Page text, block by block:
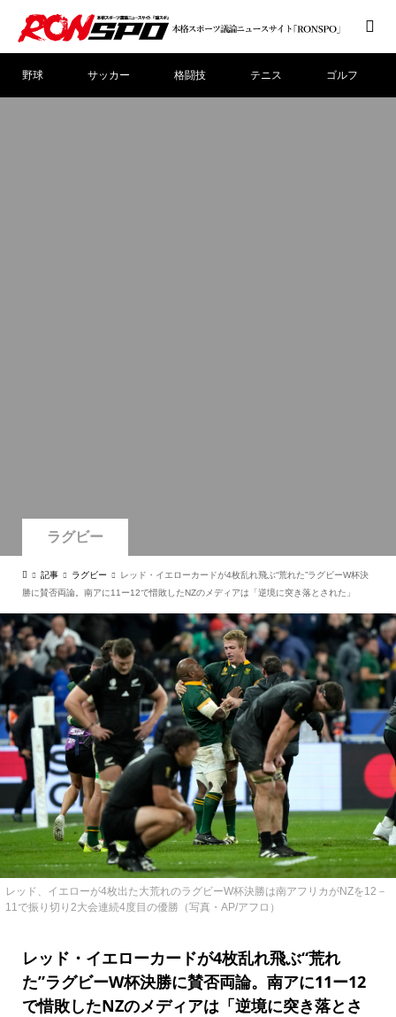
野球 サッカー 格闘技 テニス ゴルフ
ラグビー
記事 ラグビー
レッド・イエローカードが4枚乱れ飛ぶ“荒れた”ラグビーW杯決
勝に賛否両論。南アに11ー12で惜敗したNZのメディアは「逆境に突き落とされた」
レッド、イエローが4枚出た大荒れのラグビーW杯決勝は南アフリカがNZを12－
11で振り切り2大会連続4度目の優勝（写真・AP/アフロ）
レッド・イエローカードが4枚乱れ飛ぶ“荒れ
た”ラグビーW杯決勝に賛否両論。南アに11ー12
で惜敗したNZのメディアは「逆境に突き落とさ